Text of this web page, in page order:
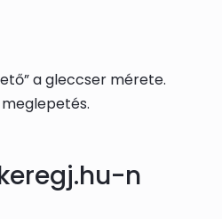
a gleccser mérete.
n